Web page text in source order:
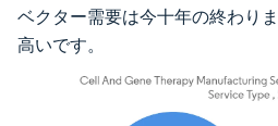
ベクター需要は今十年の終わり
高いです。